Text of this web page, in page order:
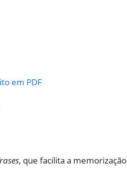
em PDF
, que facilita a memorização